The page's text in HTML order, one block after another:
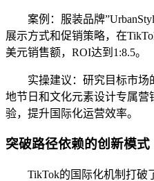
案例：服装品牌
展示方式和促销策略，在
美元销售额，ROI达到1:8.5。
实操建议：研究目标市场
地节日和文化元素设计专属
验，提升国际化运营效率。
突破路径依赖的创新模式
TikTok的国际化机制打破